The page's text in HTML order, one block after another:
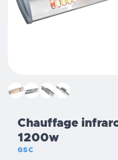
Chauffage
1200w
GSC